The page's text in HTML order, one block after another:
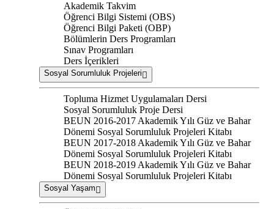
Akademik Takvim
Öğrenci Bilgi Sistemi (OBS)
Öğrenci Bilgi Paketi (OBP)
Bölümlerin Ders Programları
Sınav Programları
Ders İçerikleri
Sosyal Sorumluluk Projeleri
Topluma Hizmet Uygulamaları Dersi
Sosyal Sorumluluk Proje Dersi
BEUN 2016-2017 Akademik Yılı Güz ve Bahar
Dönemi Sosyal Sorumluluk Projeleri Kitabı
BEUN 2017-2018 Akademik Yılı Güz ve Bahar
Dönemi Sosyal Sorumluluk Projeleri Kitabı
BEUN 2018-2019 Akademik Yılı Güz ve Bahar
Dönemi Sosyal Sorumluluk Projeleri Kitabı
Sosyal Yaşam